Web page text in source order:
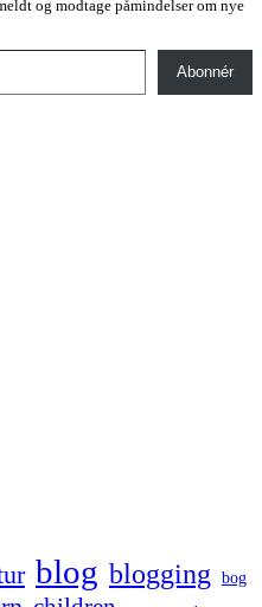
og modtage påmindelser om nye
Abonnér
blog blogging bog